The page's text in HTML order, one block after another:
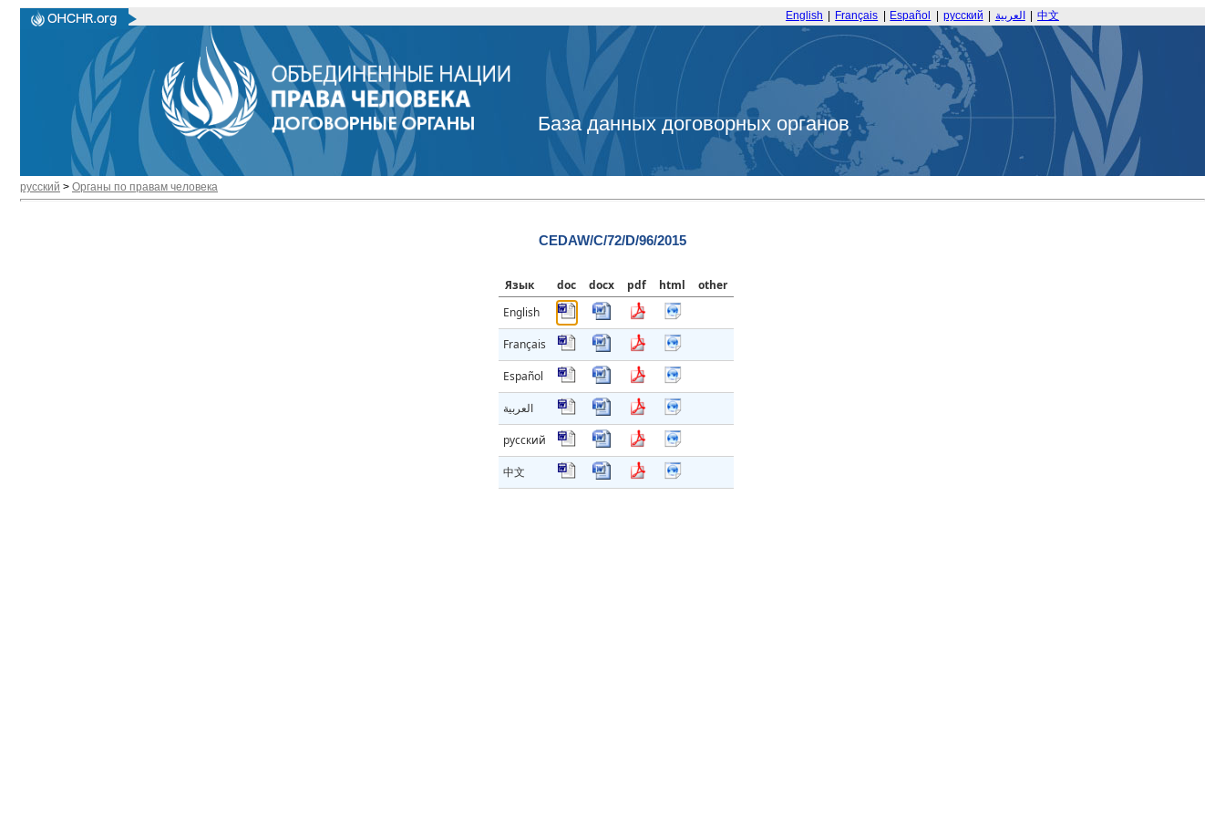
English Français Español русский العربية 中文
База данных договорных органов
русский > Органы по правам человека
CEDAW/C/72/D/96/2015
Язык doc docx pdf html
other
English
Français
Español
العربية
русский
中文